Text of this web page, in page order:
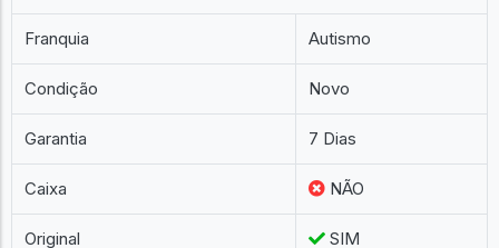
Franquia Autismo
Condição Novo
Garantia 7 Dias
Caixa NÃO
Original SIM